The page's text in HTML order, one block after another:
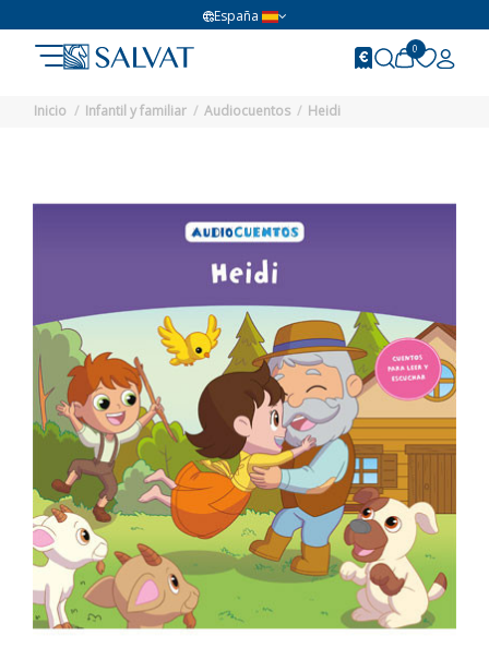
España
0
Inicio Infantil y familiar Audiocuentos Heidi